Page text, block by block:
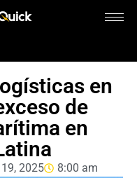
en
de
en
2025 8:00 am